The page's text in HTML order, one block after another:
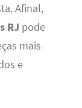
Afinal,
RJ pode
mais
e